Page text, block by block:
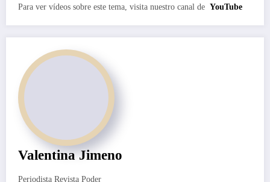
Para ver vídeos sobre este tema, visita nuestro canal de YouTube
Valentina Jimeno
Periodista Revista Poder